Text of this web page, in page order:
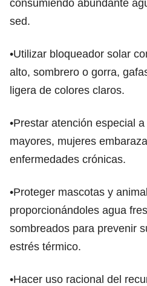
consumiendo abundante
sed.
•Utilizar bloqueador solar
alto, sombrero o gorra,
ligera de colores claros.
•Prestar atención especial
mayores, mujeres
enfermedades crónicas.
•Proteger mascotas y
proporcionándoles agua
sombreados para prevenir
estrés térmico.
•Hacer uso racional del